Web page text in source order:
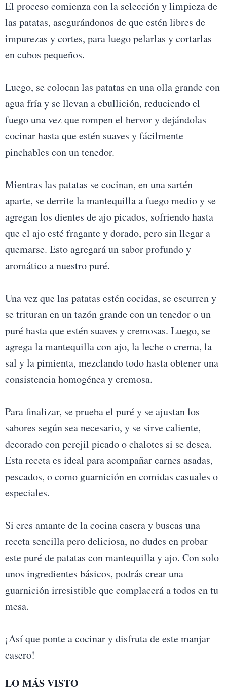
El proceso comienza con la selección y limpieza de
las patatas, asegurándonos de que estén libres de
impurezas y cortes, para luego pelarlas y cortarlas
en cubos pequeños.
Luego, se colocan las patatas en una olla grande con
agua fría y se llevan a ebullición, reduciendo el
fuego una vez que rompen el hervor y dejándolas
cocinar hasta que estén suaves y fácilmente
pinchables con un tenedor.
Mientras las patatas se cocinan, en una sartén
aparte, se derrite la mantequilla a fuego medio y se
agregan los dientes de ajo picados, sofriendo hasta
que el ajo esté fragante y dorado, pero sin llegar a
quemarse. Esto agregará un sabor profundo y
aromático a nuestro puré.
Una vez que las patatas estén cocidas, se escurren y
se trituran en un tazón grande con un tenedor o un
puré hasta que estén suaves y cremosas. Luego, se
agrega la mantequilla con ajo, la leche o crema, la
sal y la pimienta, mezclando todo hasta obtener una
consistencia homogénea y cremosa.
Para finalizar, se prueba el puré y se ajustan los
sabores según sea necesario, y se sirve caliente,
decorado con perejil picado o chalotes si se desea.
Esta receta es ideal para acompañar carnes asadas,
pescados, o como guarnición en comidas casuales o
especiales.
Si eres amante de la cocina casera y buscas una
receta sencilla pero deliciosa, no dudes en probar
este puré de patatas con mantequilla y ajo. Con solo
unos ingredientes básicos, podrás crear una
guarnición irresistible que complacerá a todos en tu
mesa.
¡Así que ponte a cocinar y disfruta de este manjar
casero!
LO MÁS VISTO